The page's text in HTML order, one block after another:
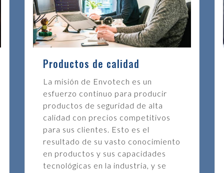
continuo con la investigación y el desarrollo nos ha
innovadores. Nuestro equipo de investigación y
procesos, el diseño, la tecnología y los servicios para
compromiso con nuestros clientes se basa en un
externos.
En Envotech, brindamos soporte técnico práctico
altamente experimentado para brindar un servicio
lo que necesita, desde visibilidad de la cadena de
Garantizamos que los activos se recojan y se
datos que necesita. Nuestros dispositivos son
usar, lo que les permitirá a las partes interesadas
y, al mismo tiempo, brindan integridad de calidad del
Productos de calidad
La misión de Envotech es un
esfuerzo continuo para producir
productos de seguridad de alta
calidad con precios competitivos
para sus clientes. Esto es el
resultado de su vasto conocimiento
en productos y sus capacidades
tecnológicas en la industria, y se